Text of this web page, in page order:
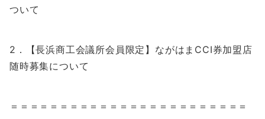
ついて
2．【長浜商工会議所会員限定】ながはまCCI券加盟店
随時募集について
＝＝＝＝＝＝＝＝＝＝＝＝＝＝＝＝＝＝＝＝＝＝＝＝